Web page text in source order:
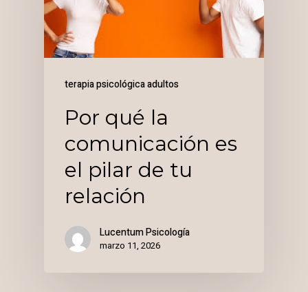
terapia psicológica adultos
Por qué la
comunicación es
el pilar de tu
relación
Lucentum Psicología
marzo 11, 2026